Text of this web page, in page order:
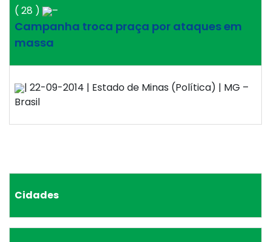
( 28 ) –
Campanha troca praça por ataques em
massa
| 22-09-2014 | Estado de Minas (Política) | MG –
Brasil
Cidades